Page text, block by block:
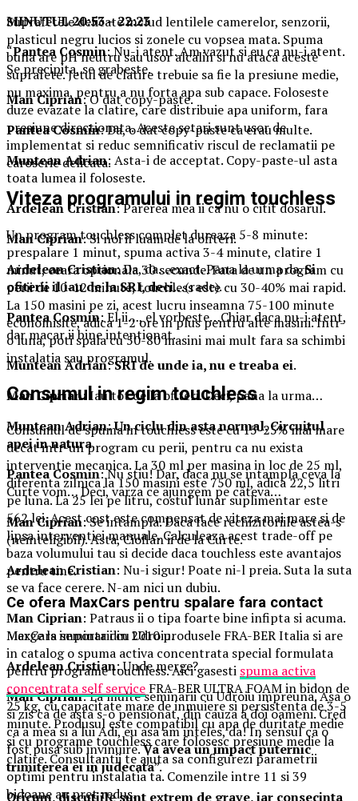
MINUTUL 20:53 – 22:23
“Pantea Cosmin: Nu-i atent. Am vazut si eu ca nu-i atent.
Se precipita, se grabeste.
Man Ciprian: O dat copy-paste.
Pantea Cosmin: Da, o dat copy-paste ca erau multe.
Muntean Adrian: Asta-i de acceptat. Copy-paste-ul asta
toata lumea il foloseste.
Ardelean Cristian: Parerea mea ii ca nu o citit dosarul.
Man Ciprian: Si noi il luam de la ofiteri.
Ardelean Cristian: Da, da…exact. Pana la urma da.Si
ofiterii il iau de la SRI, deci…(rade).
Pantea Cosmin: El ii…, el vorbeste…Chiar daca nu-i atent,
dar macar ii bine intentionat.
Muntean Adrian:SRI de unde ia, nu e treaba ei.
Man Ciprian: Iau tot de la ofiteri. Deci, pana la urma…
Muntean Adrian:Un ciclu din asta normal. Circuitul
apei in natura.
Pantea Cosmin: Nu stiu! Dar, daca nu se intampla ceva la
Curte vom… Deci, varza ce ajungem pe câteva…
Man Ciprian: Se intampla. Daca face rechizitoriile astea-s
(neinteligibil). Asta, Cioflan ii de la Curte.
Ardelean Cristian: Nu-i sigur! Poate ni-l preia. Suta la suta
se va face cerere. N-am nici un dubiu.
Man Ciprian: Patraus ii o tipa foarte bine infipta si acuma.
Merge la seminarii cu Udroiu.
Ardelean Cristian: Unde merge?
Man Ciprian: La multe seminarii cu Udroiu impreuna. Asa o
si zis ca de asta s-o pensionat, din cauza a doi oameni. Cred
ca a mea si a lui Adi, eu asa am inteles, da! In sensul ca o
fost pusa sub invinuire.Va avea un impact puternic
trimiterea ei in judecata”.
Oricum, discutiile sunt extrem de grave, iar consecinta
Suprafetele delicate includ lentilele camerelor, senzorii,
plasticul negru lucios si zonele cu vopsea mata. Spuma
buna are pH neutru sau usor alcalin si nu ataca aceste
suprafete. Jetul de clatire trebuie sa fie la presiune medie,
nu maxima, pentru a nu forta apa sub capace. Foloseste
duze evazate la clatire, care distribuie apa uniform, fara
presiune directionata. Aceste setari sunt usor de
implementat si reduc semnificativ riscul de reclamatii pe
caroserie delicata.
Viteza programului in regim touchless
Un program touchless complet dureaza 5-8 minute:
prespalare 1 minut, spuma activa 3-4 minute, clatire 1
minut, ceara optionala 30 secunde. Fata de un program cu
perii de 10-12 minute, touchless este cu 30-40% mai rapid.
La 150 masini pe zi, acest lucru inseamna 75-100 minute
economisite, adica 1-2 ore in plus pentru alte masini. Intr-
o luna, poti spala cu 50-80 masini mai mult fara sa schimbi
instalatia sau programul.
Consumul in regim touchless
Consumul de spuma in touchless este cu 15-25% mai mare
decat intr-un program cu perii, pentru ca nu exista
interventie mecanica. La 30 ml per masina in loc de 25 ml,
diferenta zilnica la 150 masini este 750 ml, adica 22,5 litri
pe luna. La 25 lei pe litru, costul lunar suplimentar este
562 lei. Acest cost este compensat de viteza mai mare si de
lipsa interventiei manuale. Calculeaza acest trade-off pe
baza volumului tau si decide daca touchless este avantajos
pentru tine.
Ce ofera MaxCars pentru spalare fara contact
MaxCars importa din 2010 produsele FRA-BER Italia si are
in catalog o spuma activa concentrata special formulata
pentru programe touchless. Aici gasesti spuma activa
concentrata self service FRA-BER ULTRA FOAM in bidon de
25 kg, cu capacitate mare de inmuiere si persistenta de 3-5
minute. Produsul este compatibil cu apa de duritate medie
si cu programe touchless care folosesc presiune medie la
clatire. Consultantii te ajuta sa configurezi parametrii
optimi pentru instalatia ta. Comenzile intre 11 si 39
bidoane au pret redus.